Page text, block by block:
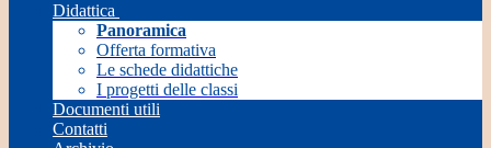
Didattica
Panoramica
Offerta formativa
Le schede didattiche
I progetti delle classi
Documenti utili
Contatti